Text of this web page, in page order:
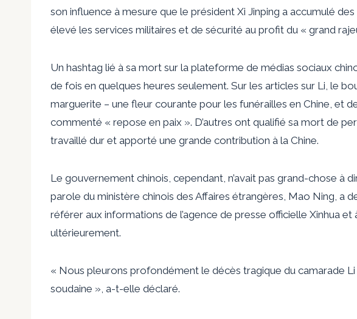
son influence à mesure que le président Xi Jinping a accumulé
élevé les services militaires et de sécurité au profit du « grand
Un hashtag lié à sa mort sur la plateforme de médias sociaux
de fois en quelques heures seulement. Sur les articles sur Li, le
marguerite – une fleur courante pour les funérailles en Chine, et
commenté « repose en paix ». D’autres ont qualifié sa mort de
travaillé dur et apporté une grande contribution à la Chine.
Le gouvernement chinois, cependant, n’avait pas grand-chose à
parole du ministère chinois des Affaires étrangères, Mao Ning, a
référer aux informations de l’agence de presse officielle Xinhua
ultérieurement.
« Nous pleurons profondément le décès tragique du camarade Li
soudaine », a-t-elle déclaré.